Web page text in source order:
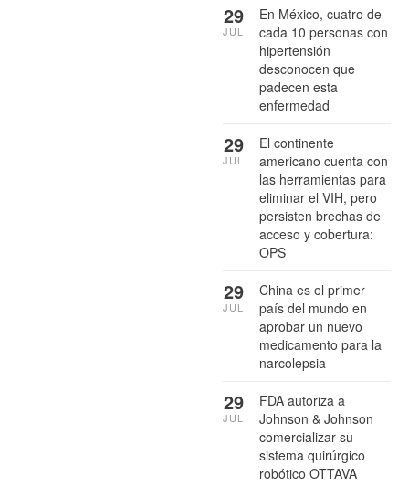
En México, cuatro de
cada 10 personas con
hipertensión
desconocen que
padecen esta
enfermedad
29
JUL
El continente
americano cuenta con
las herramientas para
eliminar el VIH, pero
persisten brechas de
acceso y cobertura:
OPS
29
JUL
China es el primer
país del mundo en
aprobar un nuevo
medicamento para la
narcolepsia
29
JUL
FDA autoriza a
Johnson & Johnson
comercializar su
sistema quirúrgico
robótico OTTAVA
29
JUL